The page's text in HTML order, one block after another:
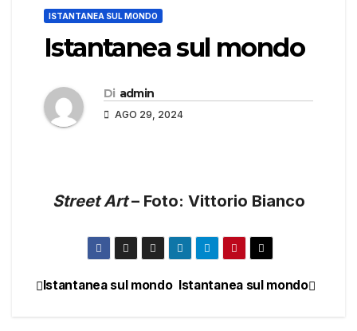
ISTANTANEA SUL MONDO
Istantanea sul mondo
Di admin
AGO 29, 2024
Street Art– Foto: Vittorio Bianco
NavigazioneIstantanea sul mondo
Istantanea sul mondo